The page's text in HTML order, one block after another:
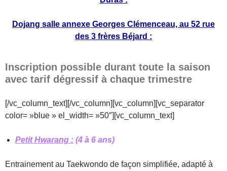
Dojang salle annexe Georges Clémenceau, au 52 rue
des 3 frères Béjard :
Inscription possible durant toute la saison
avec tarif dégressif à chaque trimestre
[/vc_column_text][/vc_column][vc_column][vc_separator
color= »blue » el_width= »50″][vc_column_text]
Petit Hwarang : (4 à 6 ans)
Entrainement au Taekwondo de façon simplifiée, adapté à